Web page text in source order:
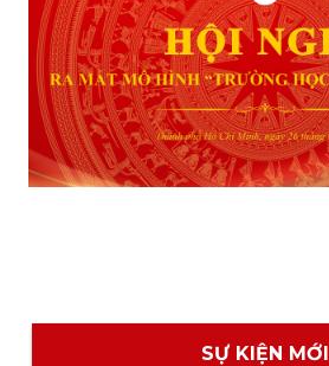
SỰ KIỆN MỚI